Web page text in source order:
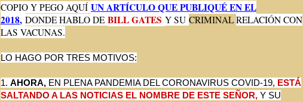
COPIO Y PEGO AQUÍ UN ARTÍCULO QUE PUBLIQUÉ EN EL
2018, DONDE HABLO DE BILL GATES Y SU CRIMINAL RELACIÓN CON
LAS VACUNAS.
LO HAGO POR TRES MOTIVOS:
1. AHORA, EN PLENA PANDEMIA DEL CORONAVIRUS COVID-19, ESTÁ
SALTANDO A LAS NOTICIAS EL NOMBRE DE ESTE SEÑOR, Y SU